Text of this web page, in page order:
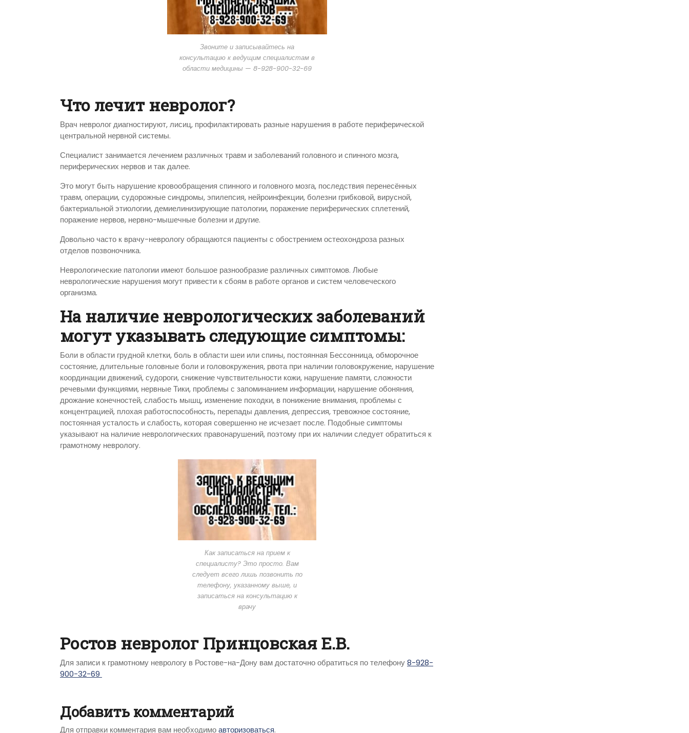
Звоните и записывайтесь на
консультацию к ведущим специалистам в
области медицины — 8-928-900-32-69
Что лечит невролог?
Врач невролог диагностируют, лисиц, профилактировать разные нарушения в работе периферической
центральной нервной системы.
Специалист занимается лечением различных травм и заболеваний головного и спинного мозга,
периферических нервов и так далее.
Это могут быть нарушение кровообращения спинного и головного мозга, последствия перенесённых
травм, операции, судорожные синдромы, эпилепсия, нейроинфекции, болезни грибковой, вирусной,
бактериальной этиологии, демиелинизирующие патологии, поражение периферических сплетений,
поражение нервов, нервно-мышечные болезни и другие.
Довольно часто к врачу-неврологу обращаются пациенты с обострением остеохондроза разных
отделов позвоночника.
Неврологические патологии имеют большое разнообразие различных симптомов. Любые
неврологические нарушения могут привести к сбоям в работе органов и систем человеческого
организма.
На наличие неврологических заболеваний
могут указывать следующие симптомы:
Боли в области грудной клетки, боль в области шеи или спины, постоянная Бессонница, обморочное
состояние, длительные головные боли и головокружения, рвота при наличии головокружение, нарушение
координации движений, судороги, снижение чувствительности кожи, нарушение памяти, сложности
речевыми функциями, нервные Тики, проблемы с запоминанием информации, нарушение обоняния,
дрожание конечностей, слабость мышц, изменение походки, в понижение внимания, проблемы с
концентрацией, плохая работоспособность, перепады давления, депрессия, тревожное состояние,
постоянная усталость и слабость, которая совершенно не исчезает после. Подобные симптомы
указывают на наличие неврологических правонарушений, поэтому при их наличии следует обратиться к
грамотному неврологу.
Как записаться на прием к
специалисту? Это просто. Вам
следует всего лишь позвонить по
телефону, указанному выше, и
записаться на консультацию к
врачу
Ростов невролог Принцовская Е.В.
Для записи к грамотному неврологу в Ростове-на-Дону вам достаточно обратиться по телефону8-928-
900-32-69
Добавить комментарий
Для отправки комментария вам необходимоавторизоваться.